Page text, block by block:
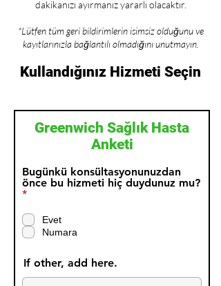
dakikanızı ayırmanız yararlı olacaktır.
*Lütfen tüm geri bildirimlerin isimsiz olduğunu ve
kayıtlarınızla bağlantılı olmadığını unutmayın.
Kullandığınız Hizmeti Seçin
Greenwich Sağlık Hasta
Anketi
Bugünkü konsültasyonunuzdan
önce bu hizmeti hiç duydunuz mu?
*Z
r
u
n
u
Evet
Numara
If other, add here.